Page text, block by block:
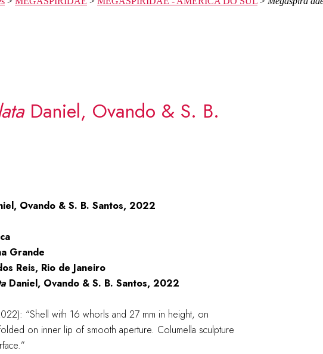
Daniel, Ovando & S. B.
Ovando & S. B. Santos, 2022
Grande
Reis, Rio de Janeiro
Daniel, Ovando & S. B. Santos, 2022
“Shell with 16 whorls and 27 mm in height, on
on inner lip of smooth aperture. Columella sculpture